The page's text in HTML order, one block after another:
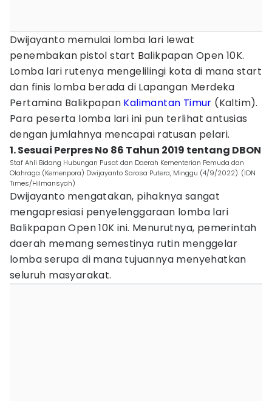
Dwijayanto memulai lomba lari lewat
penembakan pistol start Balikpapan Open 10K.
Lomba lari rutenya mengelilingi kota di mana start
dan finis lomba berada di Lapangan Merdeka
Pertamina Balikpapan Kalimantan Timur (Kaltim).
Para peserta lomba lari ini pun terlihat antusias
dengan jumlahnya mencapai ratusan pelari.
1. Sesuai Perpres No 86 Tahun 2019 tentang DBON
Staf Ahli Bidang Hubungan Pusat dan Daerah Kementerian Pemuda dan
Olahraga (Kemenpora) Dwijayanto Sarosa Putera, Minggu (4/9/2022). (IDN
Times/Hilmansyah)
Dwijayanto mengatakan, pihaknya sangat
mengapresiasi penyelenggaraan lomba lari
Balikpapan Open 10K ini. Menurutnya, pemerintah
daerah memang semestinya rutin menggelar
lomba serupa di mana tujuannya menyehatkan
seluruh masyarakat.